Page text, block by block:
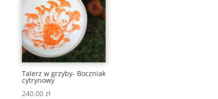
Talerz w grzyby- Boczniak
cytrynowy
240.00 zł